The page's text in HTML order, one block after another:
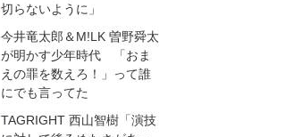
切らないように」
今井竜太郎＆M!LK 曽野舜太
が明かす少年時代 「おま
えの罪を数えろ！」って誰
にでも言ってた
TAGRIGHT 西山智樹「演技